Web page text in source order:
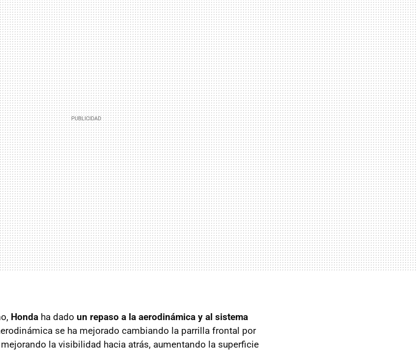
Honda ha dado un repaso a la aerodinámica y al sistema
se ha mejorado cambiando la parrilla frontal por
la visibilidad hacia atrás, aumentando la superficie